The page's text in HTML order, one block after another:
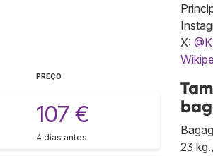
PREÇO
107 €
4 dias antes
X:
23